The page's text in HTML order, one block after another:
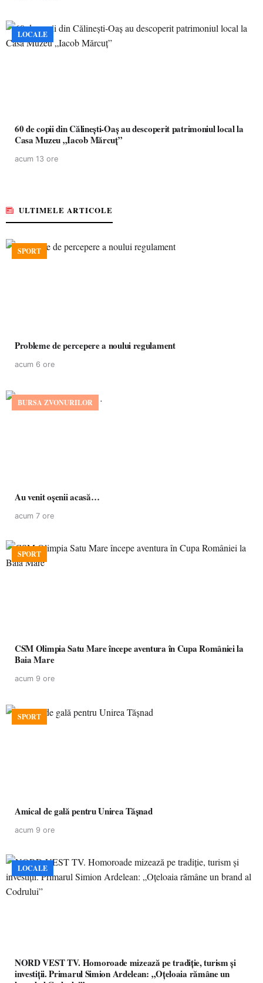
LOCALE
60 de copii din Călinești-Oaș au descoperit patrimoniul local la
Casa Muzeu „Iacob Mărcuț”
acum 13 ore
ULTIMELE ARTICOLE
SPORT
Probleme de percepere a noului regulament
acum 6 ore
BURSA ZVONURILOR
Au venit oșenii acasă…
acum 7 ore
SPORT
CSM Olimpia Satu Mare începe aventura în Cupa României la
Baia Mare
acum 9 ore
SPORT
Amical de gală pentru Unirea Tășnad
acum 9 ore
LOCALE
NORD VEST TV. Homoroade mizează pe tradiție, turism și
investiții. Primarul Simion Ardelean: „Oțeloaia rămâne un